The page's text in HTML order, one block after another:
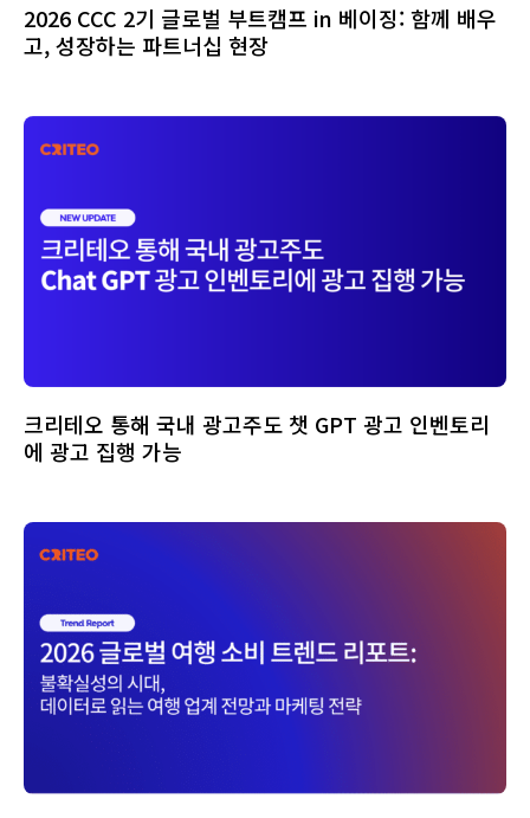
2026 CCC 2기 글로벌 부트캠프 in 베이징: 함께 배우
고, 성장하는 파트너십 현장
크리테오 통해 국내 광고주도 챗 GPT 광고 인벤토리
에 광고 집행 가능